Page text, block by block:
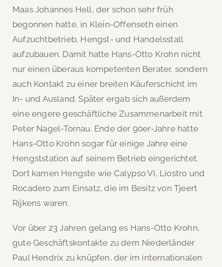
Maas Johannes Hell, der schon sehr früh
begonnen hatte, in Klein-Offenseth einen
Aufzuchtbetrieb, Hengst- und Handelsstall
aufzubauen. Damit hatte Hans-Otto Krohn nicht
nur einen überaus kompetenten Berater, sondern
auch Kontakt zu einer breiten Käuferschicht im
In- und Ausland. Später ergab sich außerdem
eine engere geschäftliche Zusammenarbeit mit
Peter Nagel-Tornau. Ende der 90er-Jahre hatte
Hans-Otto Krohn sogar für einige Jahre eine
Hengststation auf seinem Betrieb eingerichtet.
Dort kamen Hengste wie Calypso VI, Liostro und
Rocadero zum Einsatz, die im Besitz von Tjeert
Rijkens waren.
Vor über 23 Jahren gelang es Hans-Otto Krohn,
gute Geschäftskontakte zu dem Niederländer
Paul Hendrix zu knüpfen, der im internationalen